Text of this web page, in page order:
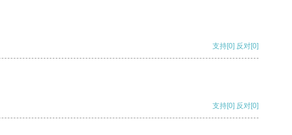
支持[0] 反对[0]
支持[0] 反对[0]